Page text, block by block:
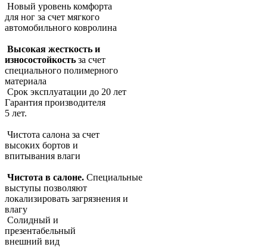
Новый уровень комфорта
для ног за счет мягкого
автомобильного ковролина
Высокая жесткость и
износостойкость за счет
специального полимерного
материала
Срок эксплуатации до 20 лет
Гарантия производителя
5 лет.
Чистота салона за счет
высоких бортов и
впитывания влаги
Чистота в салоне. Специальные
выступы позволяют
локализировать загрязнения и
влагу
Солидный и
презентабельный
внешний вид